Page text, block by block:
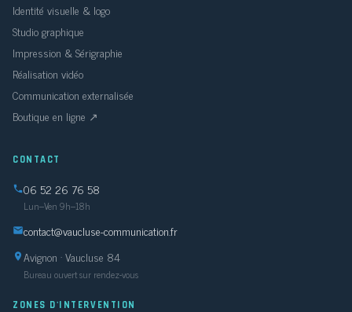
Identité visuelle & logo
Studio graphique
Impression & Sérigraphie
Réalisation vidéo
Communication externalisée
Boutique en ligne ↗
CONTACT
06 52 26 76 58
Lun–Ven 9h–18h
contact@vaucluse-communication.fr
Avignon · Vaucluse 84
Bureau ouvert sur rendez-vous
ZONES D'INTERVENTION